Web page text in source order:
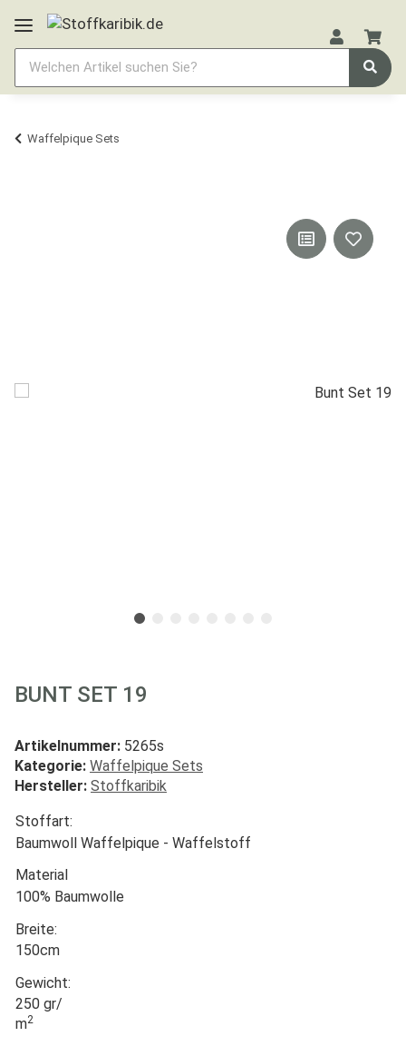
Waffelpique Sets
BUNT SET 19
Artikelnummer: 5265s
Kategorie: Waffelpique Sets
Hersteller: Stoffkaribik
Stoffart:
Baumwoll Waffelpique - Waffelstoff
Material
100% Baumwolle
Breite:
150cm
Gewicht:
250 gr/
m2